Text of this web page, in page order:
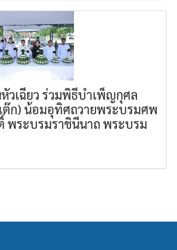
วเฉียว ร่วมพิธีบำเพ็ญกุศล
ก) น้อมอุทิศถวายพระบรมศพ
พระบรมราชินีนาถ พระบรม